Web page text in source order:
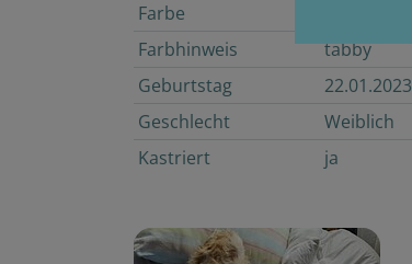
Farbe
Farbhinweis
tabby
Geburtstag
22.01.2023
Geschlecht
Weiblich
Kastriert
ja